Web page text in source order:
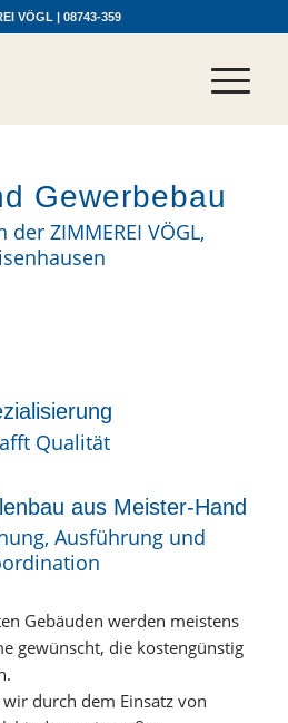
VÖGL | 08743-359
Gewerbebau
ZIMMEREI VÖGL,
kann sich
Qualität
aus Meister-Hand
Ausführung und
Gebäuden werden meistens
gewünscht, die kostengünstig
durch dem Einsatz von